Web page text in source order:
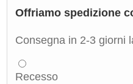
Offriamo spedizione
Consegna in 2-3 giorni
Recesso